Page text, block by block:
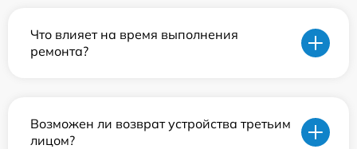
Что влияет на время выполнения
ремонта?
Возможен ли возврат устройства третьим
лицом?